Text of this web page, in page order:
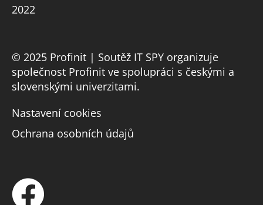
2022
© 2025 Profinit | Soutěž IT SPY organizuje
společnost Profinit ve spolupráci s českými a
slovenskými univerzitami.
Nastavení cookies
Ochrana osobních údajů